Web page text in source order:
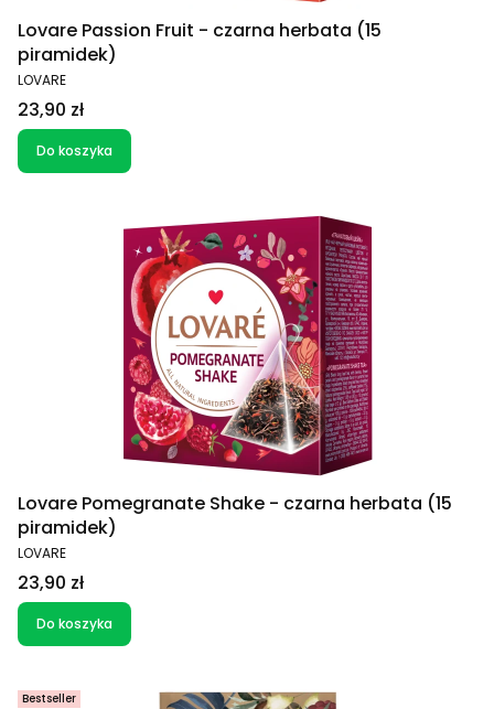
Lovare Passion Fruit - czarna herbata (15
piramidek)
PRODUCENT
LOVARE
Cena
23,90 zł
Do koszyka
Lovare Pomegranate Shake - czarna herbata (15
piramidek)
PRODUCENT
LOVARE
Cena
23,90 zł
Do koszyka
Bestseller